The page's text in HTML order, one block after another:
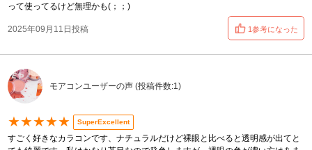
って使ってるけど無理かも(；；)
2025年09月11日投稿 1参考になった
モアコンユーザーの声 (投稿件数:1)
★★★★★ SuperExcellent
すごく好きなカラコンです、ナチュラルだけど裸眼と比べると透明感が出てと